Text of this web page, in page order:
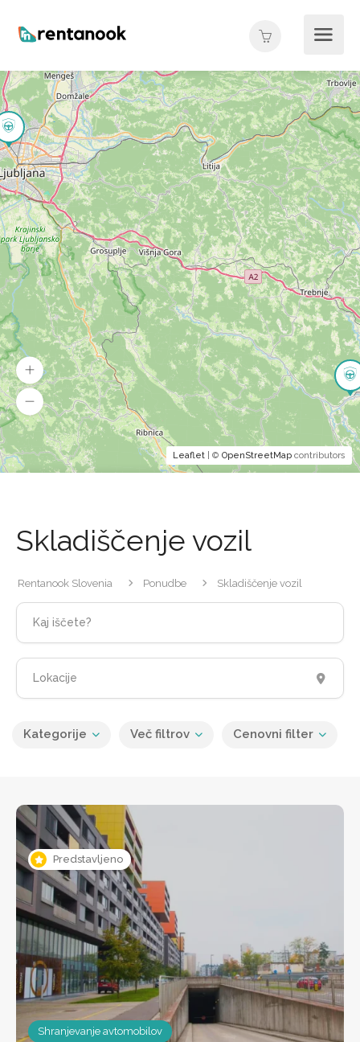
Skladiščenje vozil
Rentanook Slovenia Ponudbe Skladiščenje vozil
Kategorije Več filtrov Cenovni filter
Predstavljeno
Shranjevanje avtomobilov
Leaflet | © OpenStreetMap contributors